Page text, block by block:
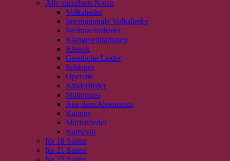
Alle einzelnen Noten
Volkslieder
Internationale Volkslieder
Weihnachtslieder
Klangmeditationen
Klassik
Geistliche Lieder
Schlager
Operette
Kinderlieder
Stubnmusi
Aus dem Alpenraum
Kanons
Marienlieder
Karneval
für 18 Saiten
für 21 Saiten
für 25 Saiten